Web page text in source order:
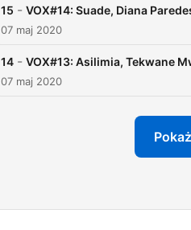
15 - VOX#14: Suade, Diana
07 maj 2020
14 - VOX#13: Asilimia, Tekwane
07 maj 2020